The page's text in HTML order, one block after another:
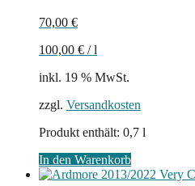
70,00 €
100,00 € /l
inkl. 19 % MwSt.
zzgl. Versandkosten
Produkt enthält: 0,7 l
In den Warenkorb